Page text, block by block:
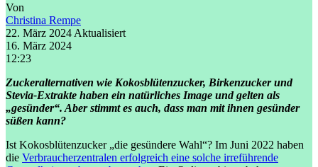
Von
Christina Rempe
22. März 2024 Aktualisiert
16. März 2024
12:23
Zuckeralternativen wie Kokosblütenzucker, Birkenzucker und
Stevia-Extrakte haben ein natürliches Image und gelten als
„gesünder“. Aber stimmt es auch, dass man mit ihnen gesünder
süßen kann?
Ist Kokosblütenzucker „die gesündere Wahl“? Im Juni 2022 haben
die Verbraucherzentralen erfolgreich eine solche irreführende